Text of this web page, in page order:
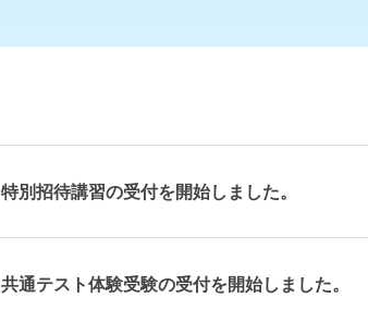
特別招待講習の受付を開始しました。
共通テスト体験受験の受付を開始しました。